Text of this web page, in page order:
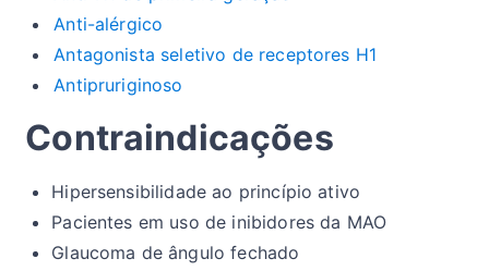
Anti-alérgico
Antagonista seletivo de receptores H1
Antipruriginoso
Contraindicações
Hipersensibilidade ao princípio ativo
Pacientes em uso de inibidores da MAO
Glaucoma de ângulo fechado